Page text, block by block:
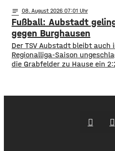
im Open-Data-Portal neue
Schulporträts veröffentlicht.
in städtischer Trägerschaft mit
vorgestellt und miteinander
können beispielsweise
notes 08. August 2026 07:01
Fußball: Aubstadt
gegen Burghausen
Der TSV Aubstadt bleibt auch
Regionalliga-Saison
die Grabfelder zu Hause ein